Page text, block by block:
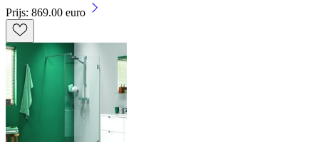
Prijs: 869.00 euro